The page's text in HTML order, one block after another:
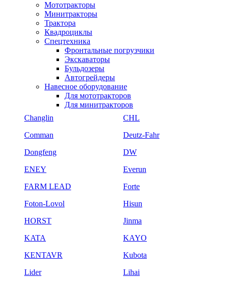
Мототракторы
Минитракторы
Трактора
Квадроциклы
Спецтехника
Фронтальные погрузчики
Экскаваторы
Бульдозеры
Автогрейдеры
Навесное оборудование
Для мототракторов
Для минитракторов
Changlin
CHL
Comman
Deutz-Fahr
Dongfeng
DW
ENEY
Everun
FARM LEAD
Forte
Foton-Lovol
Hisun
HORST
Jinma
KATA
KAYO
KENTAVR
Kubota
Lider
Lihai